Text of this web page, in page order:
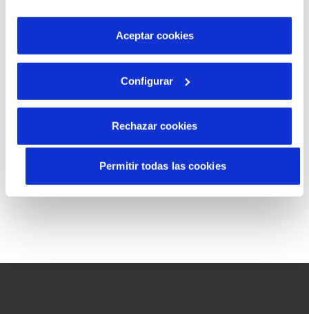
por tanto no se pueden desactivar. Puedes consultar
más información en nuestraPolítica de Cookies
Aceptar cookies
Configurar
Rechazar cookies
Permitir todas las cookies
Next